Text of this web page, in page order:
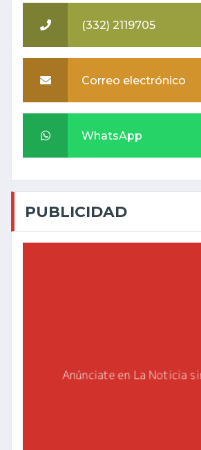
(332) 2119705
Correo electrónico
WhatsApp
PUBLICIDAD